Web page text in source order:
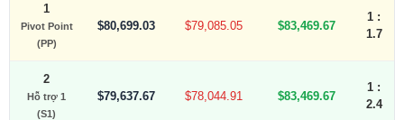
1
Pivot Point
(PP)
$80,699.03 $79,085.05 $83,469.67
1 :
1.7
2
Hỗ trợ 1
(S1)
$79,637.67 $78,044.91 $83,469.67
1 :
2.4